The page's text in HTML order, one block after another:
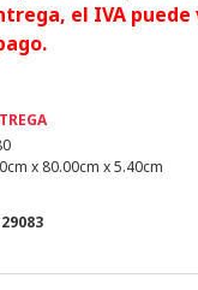
el IVA puede
x 80.00cm x 5.40cm